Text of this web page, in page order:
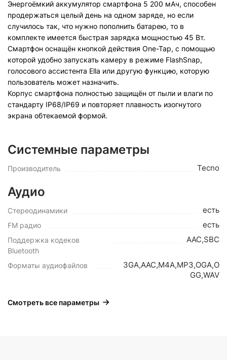
Энергоёмкий аккумулятор смартфона 5 200 мАч, способен
продержаться целый день на одном заряде, но если
случилось так, что нужно пополнить батарею, то в
комплекте имеется быстрая зарядка мощностью 45 Вт.
Смартфон оснащён кнопкой действия One-Tap, с помощью
которой удобно запускать камеру в режиме FlashSnap,
голосового ассистента Ella или другую функцию, которую
пользователь может назначить.
Корпус смартфона полностью защищён от пыли и влаги по
стандарту IP68/IP69 и повторяет плавность изогнутого
экрана обтекаемой формой.
Системные параметры
Производитель Tecno
Аудио
Стереодинамики есть
FM радио есть
Поддержка кодеков
Bluetooth
AAC,SBC
Форматы аудиофайлов
3GA,AAC,M4A,MP3,OGA,O
GG,WAV
Смотреть все параметры